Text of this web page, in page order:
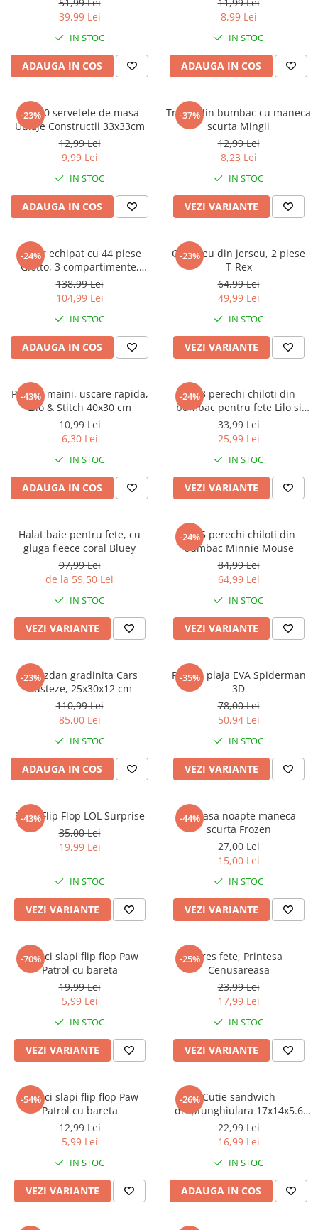
Cry Babies
Wonder Woman
The Grinch
FLAMINGO
Incaltaminte fete
Ghete si cizme fete
Pantofi fete
Pantofi sport fete
Sandale fete
39,99 Lei
IN STOC
ADAUGA IN COS
8,99 Lei
IN STOC
ADAUGA IN COS
-23%
Set 20 servetele de masa
Utilaje Constructii 33x33cm
12,99 Lei
9,99 Lei
IN STOC
ADAUGA IN COS
-37%
Tricou din bumbac cu maneca
scurta Mingii
12,99 Lei
8,23 Lei
IN STOC
VEZI VARIANTE
-24%
Penar echipat cu 44 piese
Giotto, 3 compartimente,
Hello Kitty
138,99 Lei
104,99 Lei
IN STOC
ADAUGA IN COS
-23%
Compleu din jerseu, 2 piese
T-Rex
64,99 Lei
49,99 Lei
IN STOC
VEZI VARIANTE
-43%
Prosop maini, uscare rapida,
Lilo & Stitch 40x30 cm
10,99 Lei
6,30 Lei
IN STOC
ADAUGA IN COS
-24%
Set 3 perechi chiloti din
bumbac pentru fete Lilo si
Stitch
33,99 Lei
25,99 Lei
IN STOC
VEZI VARIANTE
Halat baie pentru fete, cu
gluga fleece coral Bluey
97,99 Lei
de la 59,50 Lei
IN STOC
VEZI VARIANTE
-24%
Set 5 perechi chiloti din
bumbac Minnie Mouse
84,99 Lei
64,99 Lei
IN STOC
VEZI VARIANTE
-23%
Ghiozdan gradinita Cars
Rusteze, 25x30x12 cm
110,99 Lei
85,00 Lei
IN STOC
ADAUGA IN COS
-35%
Papuci plaja EVA Spiderman
3D
78,00 Lei
50,94 Lei
IN STOC
VEZI VARIANTE
-43%
Slapi Flip Flop LOL Surprise
35,00 Lei
19,99 Lei
IN STOC
VEZI VARIANTE
-44%
Camasa noapte maneca
scurta Frozen
27,00 Lei
15,00 Lei
IN STOC
VEZI VARIANTE
-70%
Papuci slapi flip flop Paw
Patrol cu bareta
19,99 Lei
5,99 Lei
IN STOC
VEZI VARIANTE
-25%Dres fete, Printesa
Cenusareasa
23,99 Lei
17,99 Lei
IN STOC
VEZI VARIANTE
-54%
Papuci slapi flip flop Paw
Patrol cu bareta
12,99 Lei
5,99 Lei
IN STOC
VEZI VARIANTE
-26%Cutie sandwich
dreptunghiulara 17x14x5.6
cm Paw Patrol Urban Comic
22,99 Lei
16,99 Lei
IN STOC
ADAUGA IN COS